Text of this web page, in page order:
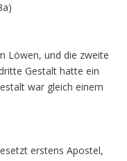
Löwen, und die zweite
Gestalt hatte ein
war gleich einem
erstens Apostel,